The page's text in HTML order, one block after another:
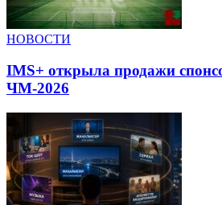
НОВОСТИ
IMS+ открыла продажи
ЧМ-2026